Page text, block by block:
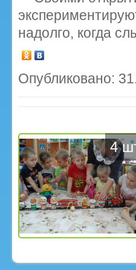
надолго, когда
Опубликовано:
4